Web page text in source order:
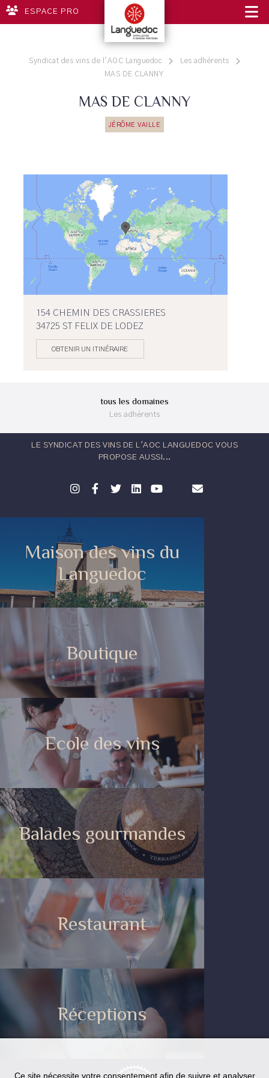
ESPACE PRO
Syndicat des vins de l'AOC Languedoc
Les adhérents
MAS DE CLANNY
MAS DE CLANNY
JÉRÔME VAILLE
154 CHEMIN DES CRASSIERES
34725 ST FELIX DE LODEZ
OBTENIR UN ITINÉRAIRE
tous les domaines
Les adhérents
LE SYNDICAT DES VINS DE L'AOC LANGUEDOC VOUS
PROPOSE AUSSI...
Maison des vins du
Languedoc
Boutique
Ecole des vins
Balades gourmandes
Restaurant
Réceptions
Ce site nécessite votre consentement afin de suivre et analyser